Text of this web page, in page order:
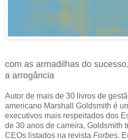
com as armadilhas do
a arrogância
Autor de mais de 30 livros de
americano Marshall Goldsmith é
executivos mais respeitados dos
de 30 anos de carreira, Goldsmith
CEOs listados na revista Forbes.